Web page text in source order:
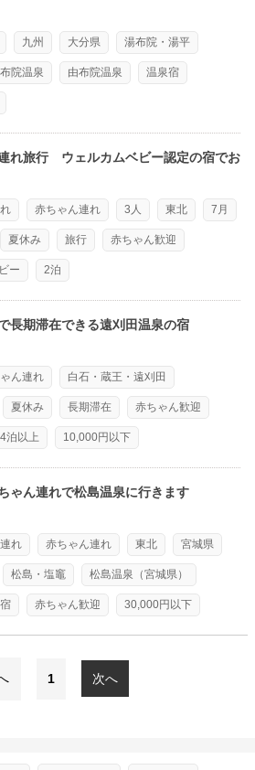
九州 大分県 湯布院・湯平
院温泉 由布院温泉 温泉宿
れ旅行 ウェルカムベビー認定の宿でお
赤ちゃん連れ 3人 東北 7月
夏休み 旅行 赤ちゃん歓迎
ー 2泊
長期滞在できる遠刈田温泉の宿
ん連れ 白石・蔵王・遠刈田
夏休み 長期滞在 赤ちゃん歓迎
4泊以上 10,000円以下
ゃん連れで松島温泉に行きます
れ 赤ちゃん連れ 東北 宮城県
松島・塩竈 松島温泉（宮城県）
赤ちゃん歓迎 30,000円以下
1 次へ